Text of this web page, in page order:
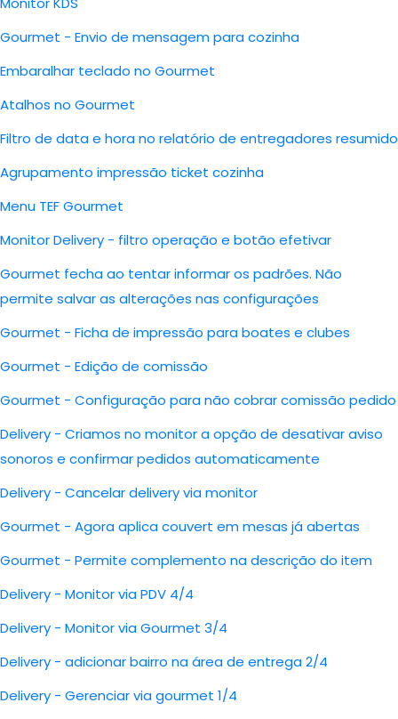
Gourmet - Envio de mensagem para cozinha
Embaralhar teclado no Gourmet
Atalhos no Gourmet
Filtro de data e hora no relatório de entregadores resumido
Agrupamento impressão ticket cozinha
Menu TEF Gourmet
Monitor Delivery - filtro operação e botão efetivar
Gourmet fecha ao tentar informar os padrões. Não
permite salvar as alterações nas configurações
Gourmet - Ficha de impressão para boates e clubes
Gourmet - Edição de comissão
Gourmet - Configuração para não cobrar comissão pedido
Delivery - Criamos no monitor a opção de desativar aviso
sonoros e confirmar pedidos automaticamente
Delivery - Cancelar delivery via monitor
Gourmet - Agora aplica couvert em mesas já abertas
Gourmet - Permite complemento na descrição do item
Delivery - Monitor via PDV 4/4
Delivery - Monitor via Gourmet 3/4
Delivery - adicionar bairro na área de entrega 2/4
Delivery - Gerenciar via gourmet 1/4